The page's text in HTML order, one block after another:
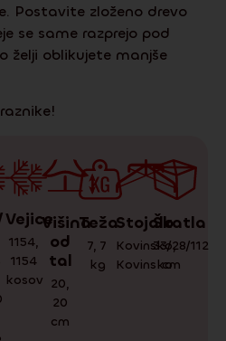
Postavite zloženo drevo
se same razprejo pod
želji oblikujete manjše
Vejice
1154,
1154
kosov
Višina
od
tal
20,
20
cm
Teža
7,7
kg
Stojalo
Kovinsko,
Kovinsko
Škatla
33/28/112
cm